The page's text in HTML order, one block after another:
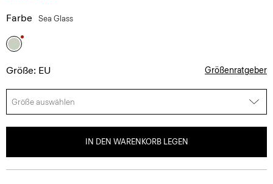
Farbe Sea Glass
Größe: EU Größenratgeber
Größe auswählen
IN DEN WARENKORB LEGEN